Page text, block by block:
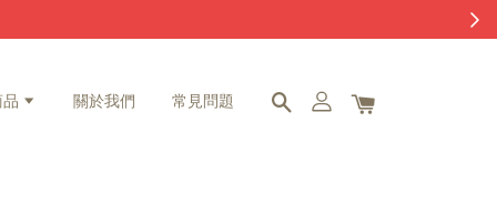
品 關於我們 常見問題